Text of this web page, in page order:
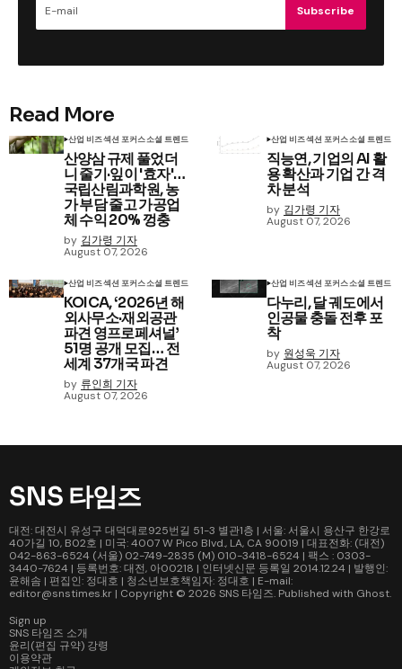
Subscribe
Read More
산업 비즈섹션 포커스소셜 트렌드
산양삼 규제 풀었더
니 줄기·잎이 '효자'…
국립산림과학원, 농
가 부담 줄고 가공업
체 수익 20% 껑충
by 김가령 기자
August 07, 2026
산업 비즈섹션 포커스소셜 트렌드
직능연, 기업의 AI 활
용 확산과 기업 간 격
차 분석
by 김가령 기자
August 07, 2026
산업 비즈섹션 포커스소셜 트렌드
KOICA, ‘2026년 해
외사무소·재외공관
파견 영프로페셔널’
51명 공개 모집… 전
세계 37개국 파견
by 류인희 기자
August 07, 2026
산업 비즈섹션 포커스소셜 트렌드
다누리, 달 궤도에서
인공물 충돌 전후 포
착
by 원성욱 기자
August 07, 2026
SNS 타임즈
대전: 대전시 유성구 대덕대로925번길 51-3 별관1층 | 서울: 서울시 용산구 한강로
40가길 10, B02호 | 미국: 4007 W Pico Blvd., LA, CA 90019 | 대표전화: (대전)
042-863-6524 (서울) 02-749-2835 (M) 010-3418-6524 | 팩스 : 0303-
3440-7624 | 등록번호: 대전, 아00218 | 인터넷신문 등록일 2014.12.24 | 발행인:
윤해솜 | 편집인: 정대호 | 청소년보호책임자: 정대호 | E-mail:
editor@snstimes.kr | Copyright © 2026 SNS 타임즈. Published with Ghost.
Sign up
SNS 타임즈 소개
윤리(편집 규약) 강령
이용약관